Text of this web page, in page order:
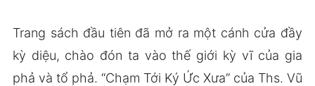
Trang sách đầu tiên đã mở ra một cánh cửa đầy
kỳ diệu, chào đón ta vào thế giới kỳ vĩ của gia
phả và tổ phả. “Chạm Tới Ký Ức Xưa” của Ths. Vũ